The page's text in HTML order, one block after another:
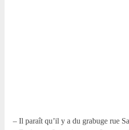
– Il paraît qu’il y a du grabuge rue